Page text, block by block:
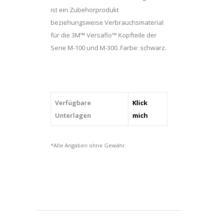
quantityist ein Zubehörprodukt
beziehungsweise Verbrauchsmaterial
für die 3M™ Versaflo™ Kopfteile der
Serie M-100 und M-300. Farbe: schwarz.
Verfügbare
Unterlagen
Klick
mich
*Alle Angaben ohne Gewähr.